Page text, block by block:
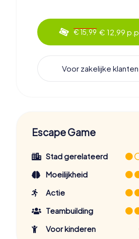
€ 15,99 € 12,99 p.p.
Voor zakelijke klanten
Escape Game
Stad gerelateerd
Moeilijkheid
Actie
Teambuilding
Voor kinderen